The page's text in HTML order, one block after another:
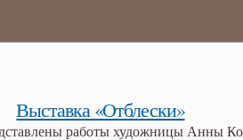
Выставка «Отблески»
работы художницы Анны